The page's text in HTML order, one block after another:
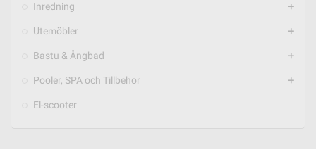
Inredning add
Utemöbler add
Bastu & Ångbad add
Pooler, SPA och Tillbehör add
El-scooter